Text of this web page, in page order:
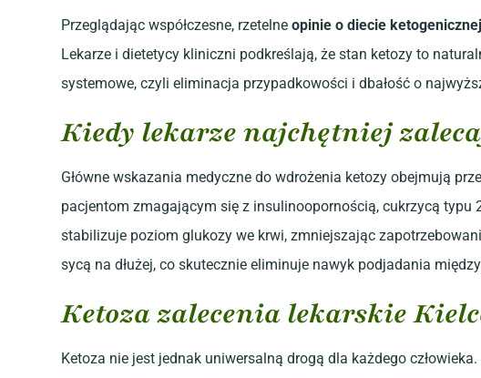
Przeglądając współczesne, rzetelneopinie o diecie ketogenicznej
Lekarze i dietetycy kliniczni podkreślają, że stan ketozy to
systemowe, czyli eliminacja przypadkowości i dbałość o
Kiedy lekarze najchętniej
Główne wskazania medyczne do wdrożenia ketozy obejmują
pacjentom zmagającym się z insulinoopornością, cukrzycą
stabilizuje poziom glukozy we krwi, zmniejszając
sycą na dłużej, co skutecznie eliminuje nawyk podjadania
Ketoza zalecenia lekarskie
Ketoza nie jest jednak uniwersalną drogą dla każdego